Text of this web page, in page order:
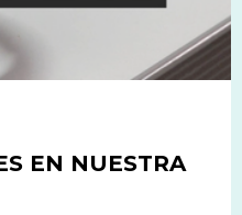
EN NUESTRA